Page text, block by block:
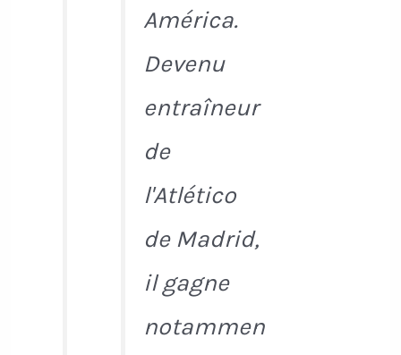
América.
Devenu
entraîneur
de
l'Atlético
de Madrid,
il gagne
notammen